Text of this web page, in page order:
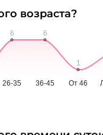
возраста?